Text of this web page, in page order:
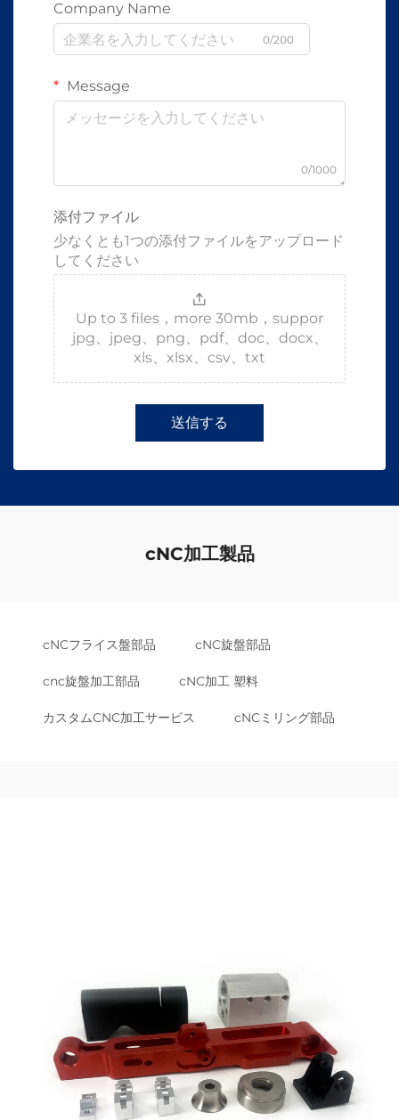
Company Name
0/200
Message
0/1000
添付ファイル
少なくとも1つの添付ファイルをアップロード
してください
Up to 3 files，more 30mb，suppor
jpg、jpeg、png、pdf、doc、docx、
xls、xlsx、csv、txt
送信する
cNC加工製品
cNCフライス盤部品 cNC旋盤部品
cnc旋盤加工部品 cNC加工 塑料
カスタムCNC加工サービス cNCミリング部品